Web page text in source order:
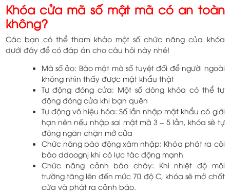
Khóa cửa mã số mật mã có an toàn
không?
Các bạn có thể tham khảo một số chức năng của khóa
dưới đây để có đáp án cho câu hỏi này nhé!
Mã số ảo: Bảo mật mã số tuyệt đối để người ngoài
không nhìn thấy được mật khẩu thật
Tự động đóng cửa: Một số dòng khóa có thể tự
động đóng cửa khi bạn quên
Tự động vô hiệu hóa: Số lần nhập mật khẩu có giới
hạn nên nếu nhập sai mật mã 3 – 5 lần, khóa sẽ tự
động ngăn chặn mở cửa
Chức năng báo động xâm nhập: Khóa phát ra còi
báo ddoognj khi có lực tác động mạnh
Chức năng cảnh báo cháy: Khi nhiệt độ môi
trường tăng lên đến mức 70 độ C, khóa sẽ mở chốt
cửa và phát ra cảnh báo.